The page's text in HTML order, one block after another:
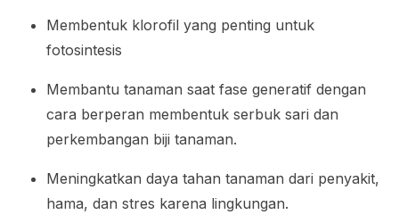
Membentuk klorofil yang penting untuk
fotosintesis
Membantu tanaman saat fase generatif dengan
cara berperan membentuk serbuk sari dan
perkembangan biji tanaman.
Meningkatkan daya tahan tanaman dari penyakit,
hama, dan stres karena lingkungan.